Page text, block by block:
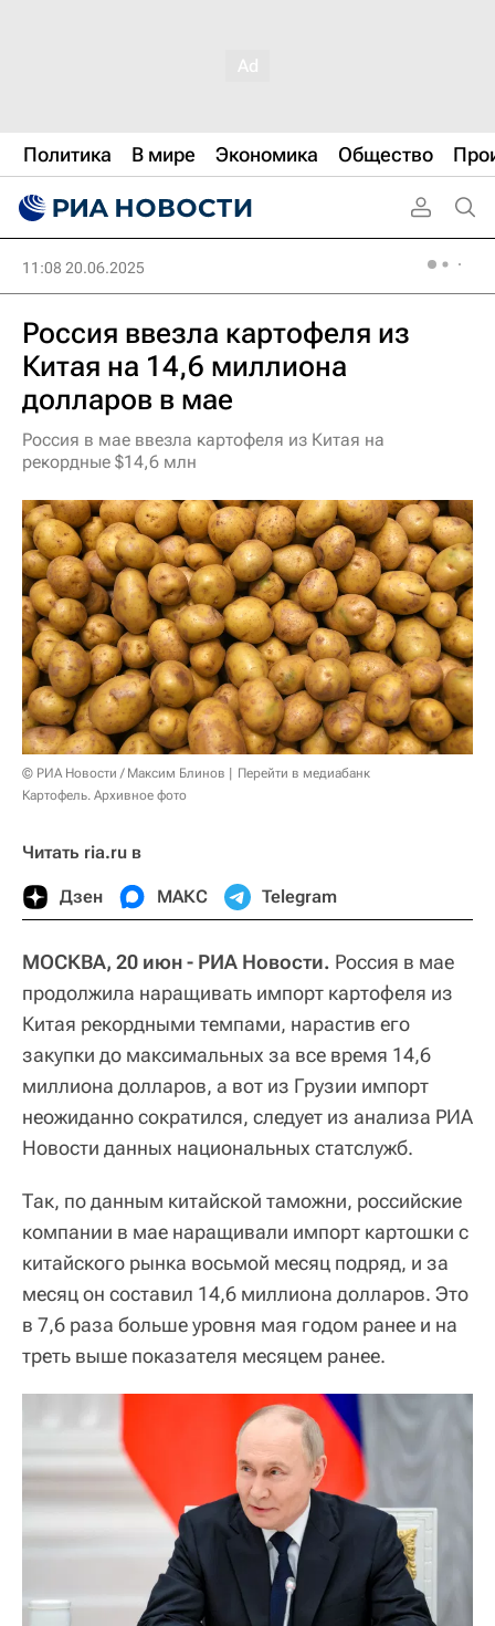
Политика В мире Экономика Общество
11:08 20.06.2025
Россия ввезла картофеля из
Китая на 14,6 миллиона
долларов в мае
Россия в мае ввезла картофеля из Китая на
рекордные $14,6 млн
© РИА Новости / Максим Блинов
Перейти в медиабанк
Картофель. Архивное фото
Читать ria.ru в
Дзен МАКС Telegram
МОСКВА, 20 июн - РИА Новости. Россия в мае
продолжила наращивать импорт картофеля из
Китая рекордными темпами, нарастив его
закупки до максимальных за все время 14,6
миллиона долларов, а вот из Грузии импорт
неожиданно сократился, следует из анализа РИА
Новости данных национальных статслужб.
Так, по данным китайской таможни, российские
компании в мае наращивали импорт картошки с
китайского рынка восьмой месяц подряд, и за
месяц он составил 14,6 миллиона долларов. Это
в 7,6 раза больше уровня мая годом ранее и на
треть выше показателя месяцем ранее.